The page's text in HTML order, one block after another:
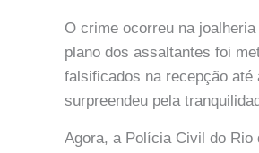
O crime ocorreu na
plano dos assaltantes foi
falsificados na recepção até
surpreendeu pela
Agora, a Polícia Civil do Rio